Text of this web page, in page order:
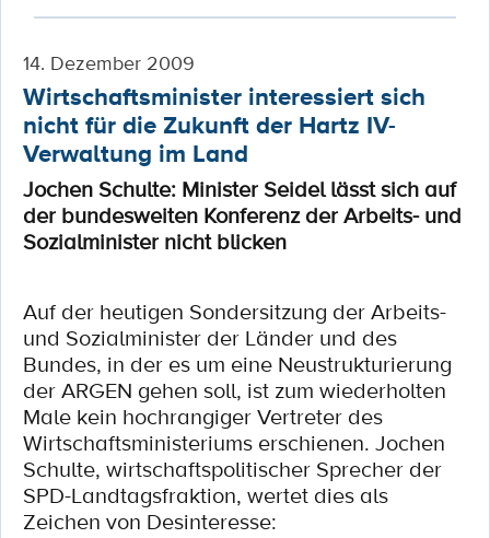
14. Dezember 2009
Wirtschaftsminister interessiert sich
nicht für die Zukunft der Hartz IV-
Verwaltung im Land
Jochen Schulte: Minister Seidel lässt sich auf
der bundesweiten Konferenz der Arbeits- und
Sozialminister nicht blicken
Auf der heutigen Sondersitzung der Arbeits-
und Sozialminister der Länder und des
Bundes, in der es um eine Neustrukturierung
der ARGEN gehen soll, ist zum wiederholten
Male kein hochrangiger Vertreter des
Wirtschaftsministeriums erschienen. Jochen
Schulte, wirtschaftspolitischer Sprecher der
SPD-Landtagsfraktion, wertet dies als
Zeichen von Desinteresse: